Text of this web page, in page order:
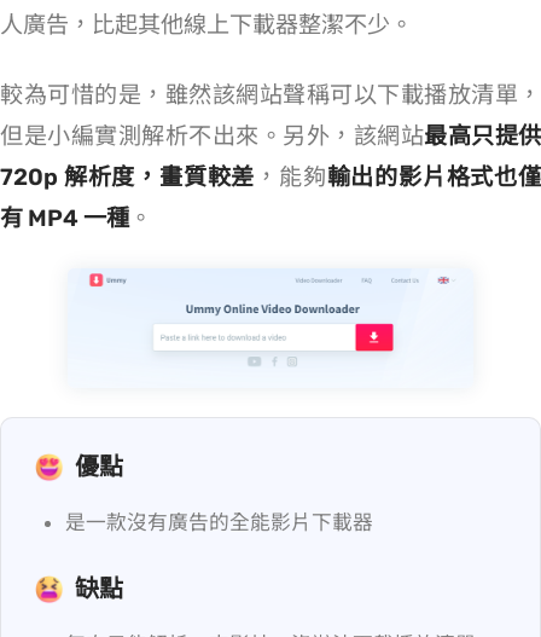
人廣告，比起其他線上下載器整潔不少。
較為可惜的是，雖然該網站聲稱可以下載播放清單，
但是小編實測解析不出來。另外，該網站最高只提供
720p 解析度，畫質較差 ，能夠輸出的影片格式也僅
有 MP4 一種。
優點
是一款沒有廣告的全能影片下載器
缺點